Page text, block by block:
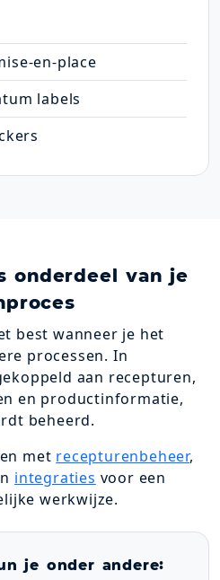
en-place
labels
onderdeel van je
best wanneer je het
processen. In
aan recepturen,
en productinformatie,
beheerd.
met recepturenbeheer,
integraties voor een
werkwijze.
je onder andere: